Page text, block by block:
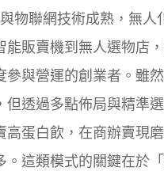
物聯網技術成熟，無人
能販賣機到無人選物店
參與營運的創業者。雖
但透過多點佈局與精準
高蛋白飲，在商辦賣現
。這類模式的關鍵在於